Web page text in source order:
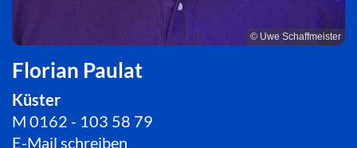
© Uwe Schaffmeister
Florian Paulat
Küster
M 0162 - 103 58 79
E-Mail schreiben